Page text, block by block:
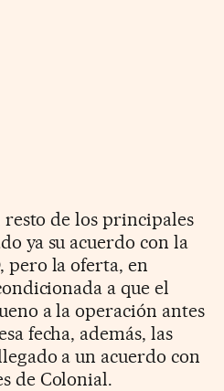
resto de los principales
ya su acuerdo con la
pero la oferta, en
a que el
a la operación antes
fecha, además, las
a un acuerdo con
de Colonial.